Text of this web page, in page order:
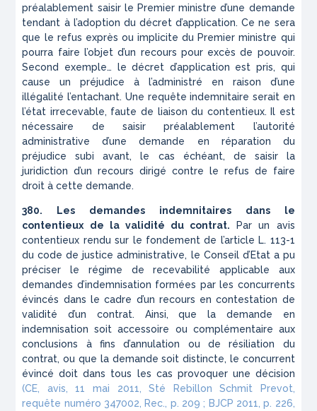
préalablement saisir le Premier ministre d’une demande
tendant à l’adoption du décret d’application. Ce ne sera
que le refus exprès ou implicite du Premier ministre qui
pourra faire l’objet d’un recours pour excès de pouvoir.
Second exemple… le décret d’application est pris, qui
cause un préjudice à l’administré en raison d’une
illégalité l’entachant. Une requête indemnitaire serait en
l’état irrecevable, faute de liaison du contentieux. Il est
nécessaire de saisir préalablement l’autorité
administrative d’une demande en réparation du
préjudice subi avant, le cas échéant, de saisir la
juridiction d’un recours dirigé contre le refus de faire
droit à cette demande.
380. Les demandes indemnitaires dans le
contentieux de la validité du contrat. Par un avis
contentieux rendu sur le fondement de l’article L. 113-1
du code de justice administrative, le Conseil d’Etat a pu
préciser le régime de recevabilité applicable aux
demandes d’indemnisation formées par les concurrents
évincés dans le cadre d’un recours en contestation de
validité d’un contrat. Ainsi, que la demande en
indemnisation soit accessoire ou complémentaire aux
conclusions à fins d’annulation ou de résiliation du
contrat, ou que la demande soit distincte, le concurrent
évincé doit dans tous les cas provoquer une décision
(CE, avis, 11 mai 2011, Sté Rebillon Schmit Prevot,
requête numéro 347002, Rec., p. 209 ; BJCP 2011, p. 226,